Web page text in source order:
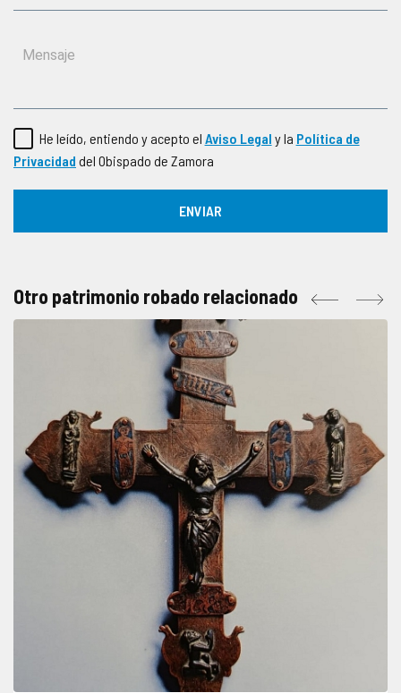
He leído, entiendo y acepto el Aviso Legal y la Política de
Privacidad del Obispado de Zamora
Otro patrimonio robado relacionado